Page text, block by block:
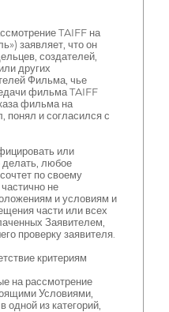
TAIFF на
заявляет, что он
создателей,
других
Фильма, чье
фильма TAIFF
фильма на
понял и согласился с
или
делать, любое
по своему
не
и условиям и
части или всех
Заявителем,
проверку заявителя.
критериям
на рассмотрение
Условиями,
из категорий,